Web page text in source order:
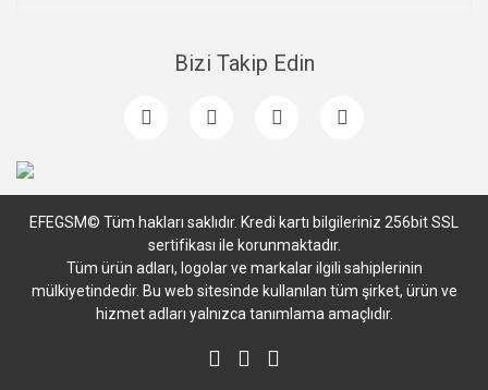
Bizi Takip Edin
EFEGSM© Tüm hakları saklıdır. Kredi kartı bilgileriniz 256bit SSL
sertifikası ile korunmaktadır.
Tüm ürün adları, logolar ve markalar ilgili sahiplerinin
mülkiyetindedir. Bu web sitesinde kullanılan tüm şirket, ürün ve
hizmet adları yalnızca tanımlama amaçlıdır.